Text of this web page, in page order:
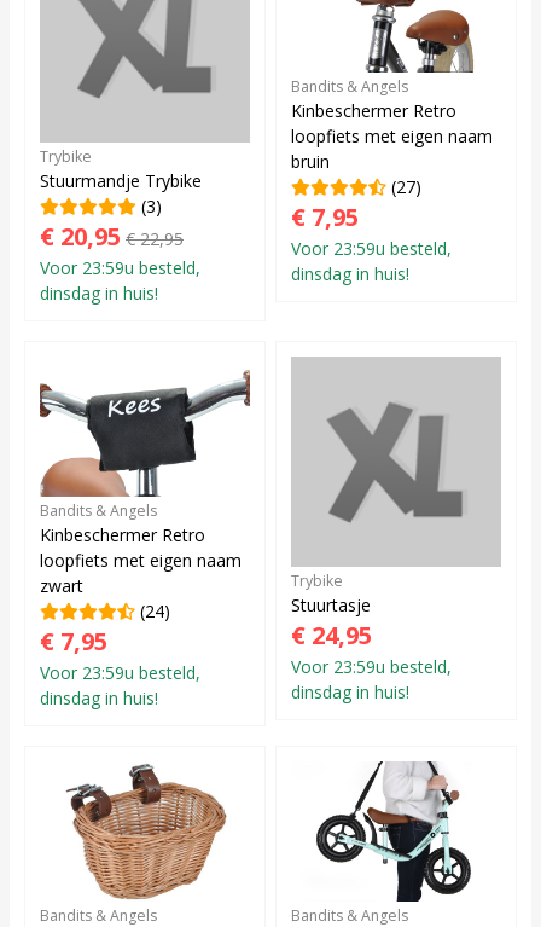
Trybike
Stuurmandje Trybike
(3)
€ 20,95 € 22,95
Voor 23:59u besteld,
dinsdag in huis!
Bandits & Angels
Kinbeschermer Retro
loopfiets met eigen naam
bruin
(27)
€ 7,95
Voor 23:59u besteld,
dinsdag in huis!
Bandits & Angels
Kinbeschermer Retro
loopfiets met eigen naam
zwart
(24)
€ 7,95
Voor 23:59u besteld,
dinsdag in huis!
Trybike
Stuurtasje
€ 24,95
Voor 23:59u besteld,
dinsdag in huis!
Bandits & Angels Bandits & Angels